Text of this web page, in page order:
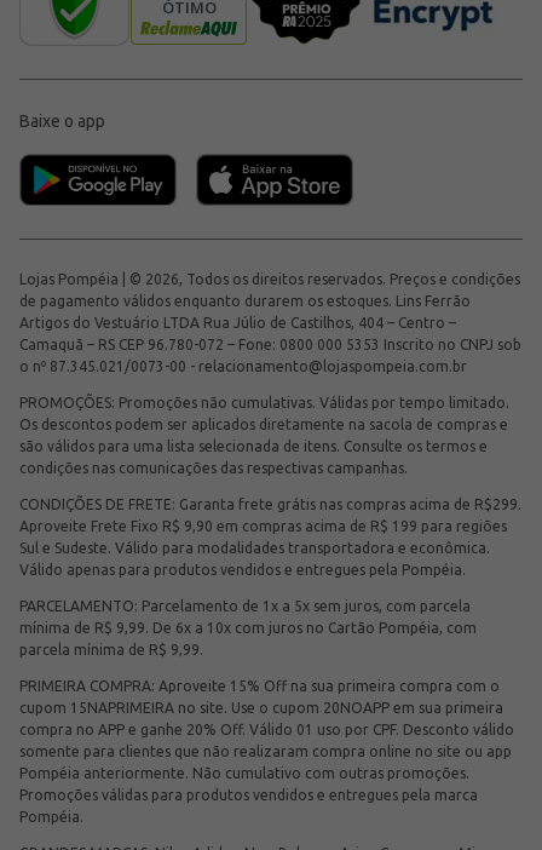
Baixe o app
Lojas Pompéia | © 2026, Todos os direitos reservados. Preços e condições
de pagamento válidos enquanto durarem os estoques. Lins Ferrão
Artigos do Vestuário LTDA Rua Júlio de Castilhos, 404 – Centro –
Camaquã – RS CEP 96.780-072 – Fone: 0800 000 5353 Inscrito no CNPJ sob
o nº 87.345.021/0073-00 - relacionamento@lojaspompeia.com.br
PROMOÇÕES: Promoções não cumulativas. Válidas por tempo limitado.
Os descontos podem ser aplicados diretamente na sacola de compras e
são válidos para uma lista selecionada de itens. Consulte os termos e
condições nas comunicações das respectivas campanhas.
CONDIÇÕES DE FRETE: Garanta frete grátis nas compras acima de R$299.
Aproveite Frete Fixo R$ 9,90 em compras acima de R$ 199 para regiões
Sul e Sudeste. Válido para modalidades transportadora e econômica.
Válido apenas para produtos vendidos e entregues pela Pompéia.
PARCELAMENTO: Parcelamento de 1x a 5x sem juros, com parcela
mínima de R$ 9,99. De 6x a 10x com juros no Cartão Pompéia, com
parcela mínima de R$ 9,99.
PRIMEIRA COMPRA: Aproveite 15% Off na sua primeira compra com o
cupom 15NAPRIMEIRA no site. Use o cupom 20NOAPP em sua primeira
compra no APP e ganhe 20% Off. Válido 01 uso por CPF. Desconto válido
somente para clientes que não realizaram compra online no site ou app
Pompéia anteriormente. Não cumulativo com outras promoções.
Promoções válidas para produtos vendidos e entregues pela marca
Pompéia.